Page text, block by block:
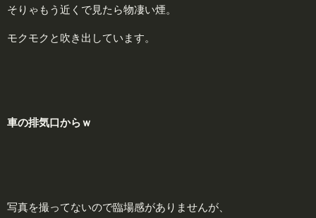
そりゃもう近くで見たら物凄い煙。
モクモクと吹き出しています。
車の排気口からｗ
写真を撮ってないので臨場感がありませんが、